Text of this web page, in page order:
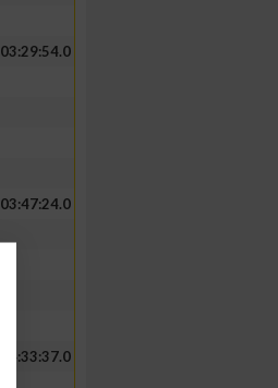
03:29:54.0
03:47:24.0
04:33:37.0